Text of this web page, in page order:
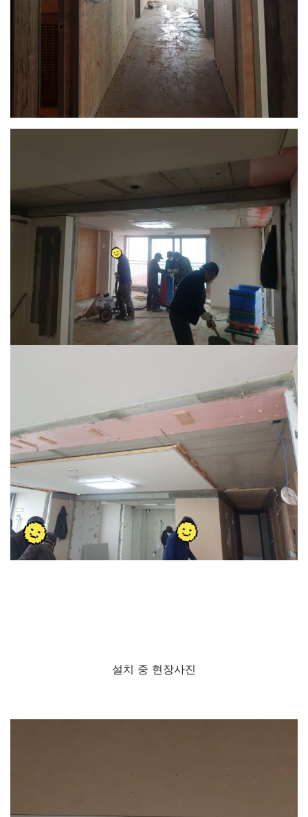
설치 중 현장사진